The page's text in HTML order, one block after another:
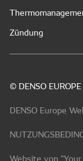
Zündung
© DENSO
DENSO Europe
Website von